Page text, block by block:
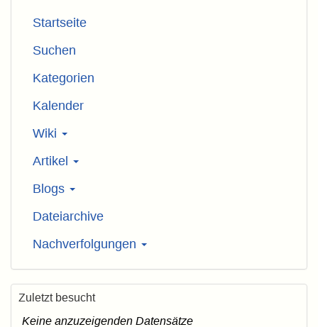
Startseite
Suchen
Kategorien
Kalender
Wiki
Artikel
Blogs
Dateiarchive
Nachverfolgungen
Zuletzt besucht
Keine anzuzeigenden Datensätze